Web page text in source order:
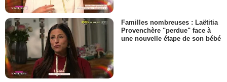
Familles nombreuses : Laëtitia
Provenchère "perdue" face à
une nouvelle étape de son bébé